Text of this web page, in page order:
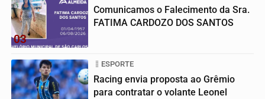
03
Comunicamos o Falecimento da Sra.
FATIMA CARDOZO DOS SANTOS
ESPORTE
Racing envia proposta ao Grêmio
para contratar o volante Leonel